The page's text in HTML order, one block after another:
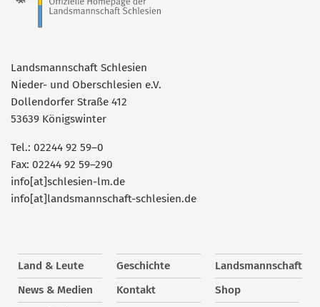
Landsmannschaft Schlesien
Nieder- und Oberschlesien e.V.
Dollendorfer Straße 412
53639 Königswinter
Tel.: 02244 92 59–0
Fax: 02244 92 59–290
info[at]schlesien-lm.de
info[at]landsmannschaft-schlesien.de
Land & Leute Geschichte
Landsmannschaft
News & Medien
Kontakt
Shop